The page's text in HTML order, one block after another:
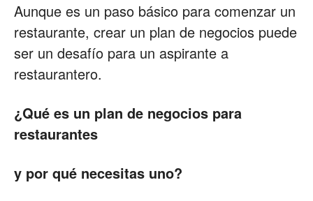
Aunque es un paso básico para comenzar un
restaurante, crear un plan de negocios puede
ser un desafío para un aspirante a
restaurantero.
¿Qué es un plan de negocios para
restaurantes
y por qué necesitas uno?